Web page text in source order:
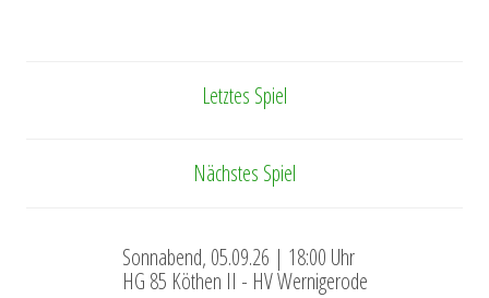
Letztes Spiel
Nächstes Spiel
Sonnabend, 05.09.26 | 18:00 Uhr
HG 85 Köthen II - HV Wernigerode